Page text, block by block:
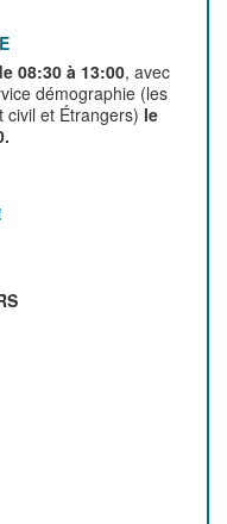
08:30 à 13:00, avec
démographie (les
civil et Étrangers) le